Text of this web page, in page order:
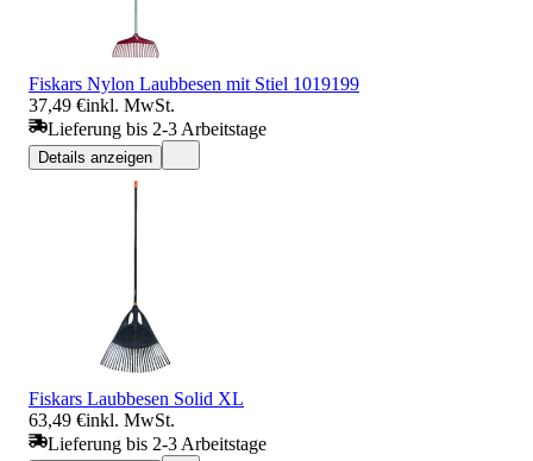
Fiskars Nylon Laubbesen mit Stiel 1019199
37,49 €inkl. MwSt.
Lieferung bis 2-3 Arbeitstage
Details anzeigen
Fiskars Laubbesen Solid XL
63,49 €inkl. MwSt.
Lieferung bis 2-3 Arbeitstage